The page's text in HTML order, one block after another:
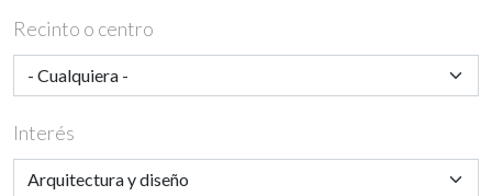
Recinto o centro
Interés